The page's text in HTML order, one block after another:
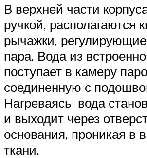
В верхней части
ручкой, располагаются
рычажки,
пара. Вода из
поступает в камеру
соединенную с
Нагреваясь, вода
и выходит через
основания, проникая в
ткани.